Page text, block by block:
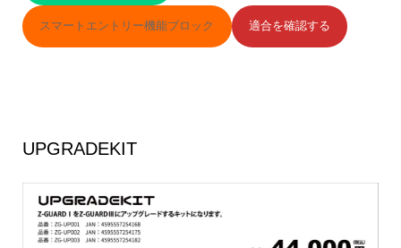
スマートエントリー機能ブロック 適合を確認する
UPGRADEKIT